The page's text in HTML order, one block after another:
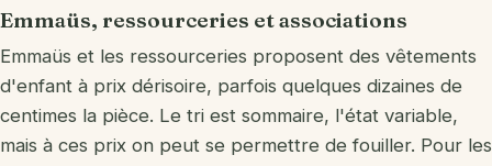
Emmaüs, ressourceries et associations
Emmaüs et les ressourceries proposent des vêtements
d'enfant à prix dérisoire, parfois quelques dizaines de
centimes la pièce. Le tri est sommaire, l'état variable,
mais à ces prix on peut se permettre de fouiller. Pour les